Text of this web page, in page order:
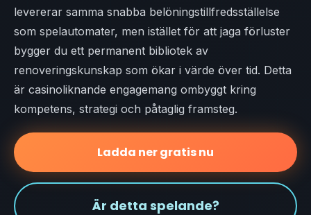
levererar samma snabba belöningstillfredsställelse
som spelautomater, men istället för att jaga förluster
bygger du ett permanent bibliotek av
renoveringskunskap som ökar i värde över tid. Detta
är casinoliknande engagemang ombyggt kring
kompetens, strategi och påtaglig framsteg.
Ladda ner gratis nu
Är detta spelande?